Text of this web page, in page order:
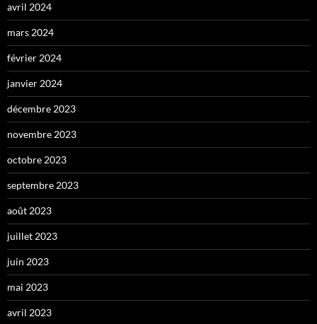
avril 2024
mars 2024
février 2024
janvier 2024
décembre 2023
novembre 2023
octobre 2023
septembre 2023
août 2023
juillet 2023
juin 2023
mai 2023
avril 2023